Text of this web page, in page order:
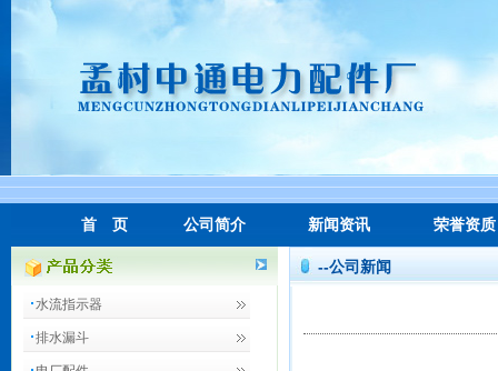
首 页 公司简介 新闻资讯 荣誉资质
水流指示器
排水漏斗
--公司新闻